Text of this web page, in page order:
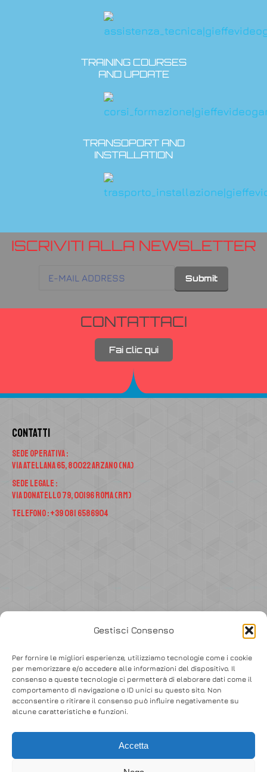
Gestisci Consenso
Per fornire le migliori esperienze, utilizziamo tecnologie come i cookie
per memorizzare e/o accedere alle informazioni del dispositivo. Il
consenso a queste tecnologie ci permetterà di elaborare dati come il
comportamento di navigazione o ID unici su questo sito. Non
acconsentire o ritirare il consenso può influire negativamente su
alcune caratteristiche e funzioni.
Accetta
TRAINING COURSES
AND UPDATE
TRANSOPORT AND
INSTALLATION
ISCRIVITI ALLA NEWSLETTER
CONTATTACI
Fai clic qui
Contatti
Sede Operativa :
Via Atellana 65, 80022 Arzano (NA)
Sede Legale :
Via Donatello 79, 00196 Roma (RM)
Telefono : +39 081 6586904
© Copyright 2017 Gieffe s.r.l. – VAT 02841141217
UNLOCK A NEW LEVEL OF FUN